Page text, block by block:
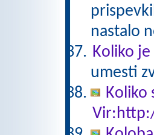
nastalo
Koliko
umesti
Koliko